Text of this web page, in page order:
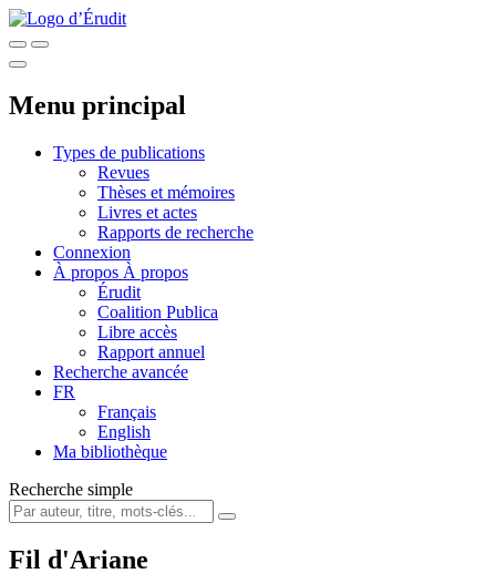
Menu principal
Types de publications
Revues
Thèses et mémoires
Livres et actes
Rapports de recherche
Connexion
À propos À propos
Érudit
Coalition Publica
Libre accès
Rapport annuel
Recherche avancée
FR
Français
English
Ma bibliothèque
Recherche simple
Fil d'Ariane